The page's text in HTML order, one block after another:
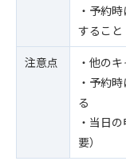
・予約
すること
注意点
・他の
・予約
る
・当日
要）